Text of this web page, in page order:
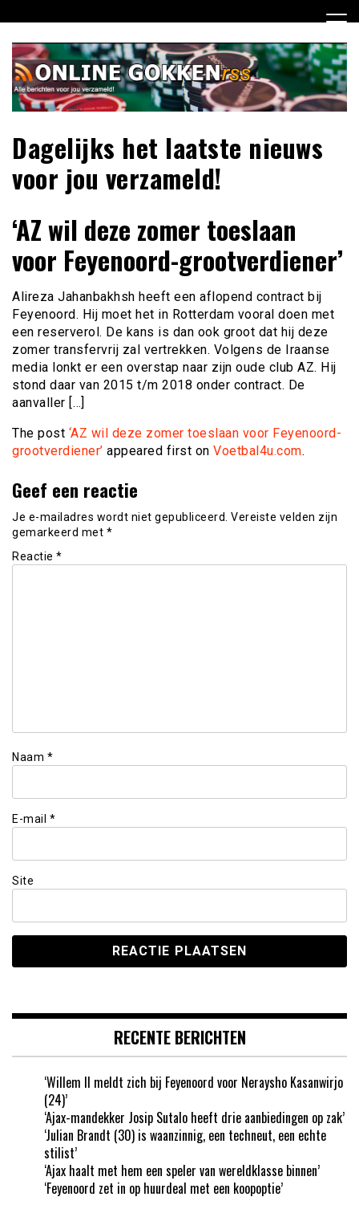
naar
inhoud
Dagelijks het laatste nieuws
voor jou verzameld!
‘AZ wil deze zomer toeslaan
voor Feyenoord-grootverdiener’
Alireza Jahanbakhsh heeft een aflopend contract bij
Feyenoord. Hij moet het in Rotterdam vooral doen met
een reserverol. De kans is dan ook groot dat hij deze
zomer transfervrij zal vertrekken. Volgens de Iraanse
media lonkt er een overstap naar zijn oude club AZ. Hij
stond daar van 2015 t/m 2018 onder contract. De
aanvaller […]
The post ‘AZ wil deze zomer toeslaan voor Feyenoord-
grootverdiener’ appeared first on Voetbal4u.com.
Geef een reactie
Je e-mailadres wordt niet gepubliceerd. Vereiste velden zijn
gemarkeerd met *
Reactie *
Naam *
E-mail *
Site
RECENTE BERICHTEN
‘Willem II meldt zich bij Feyenoord voor Neraysho Kasanwirjo
(24)’
‘Ajax-mandekker Josip Sutalo heeft drie aanbiedingen op zak’
‘Julian Brandt (30) is waanzinnig, een techneut, een echte
stilist’
‘Ajax haalt met hem een speler van wereldklasse binnen’
‘Feyenoord zet in op huurdeal met een koopoptie’